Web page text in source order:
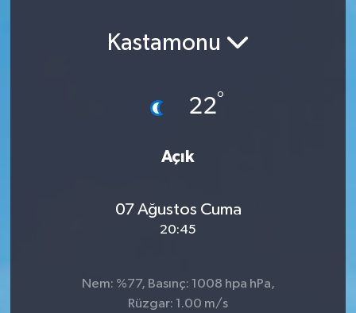
Kastamonu
22°
Açık
07 Ağustos Cuma
20:45
Nem: %77, Basınç: 1008 hpa hPa,
Rüzgar: 1.00 m/s